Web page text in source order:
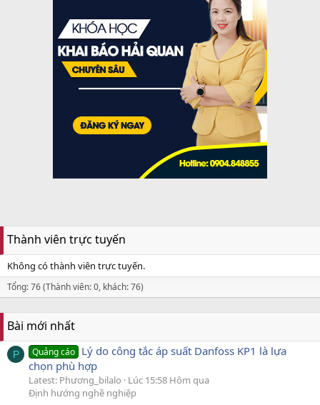
Thành viên trực tuyến
Không có thành viên trực tuyến.
Tổng: 76 (Thành viên: 0, khách: 76)
Bài mới nhất
P Quảng cáo Lý do công tắc áp suất Danfoss KP1 là lựa
chọn phù hợp
Latest: Phương_bilalo
Lúc 15:58 Hôm qua
Định hướng nghề nghiệp